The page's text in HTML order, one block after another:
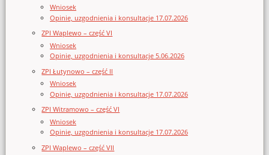
Wniosek
Opinie, uzgodnienia i konsultacje 17.07.2026
ZPI Waplewo – część VI
Wniosek
Opinie, uzgodnienia i konsultacje 5.06.2026
ZPI Łutynowo – część II
Wniosek
Opinie, uzgodnienia i konsultacje 17.07.2026
ZPI Witramowo – część VI
Wniosek
Opinie, uzgodnienia i konsultacje 17.07.2026
ZPI Waplewo – część VII